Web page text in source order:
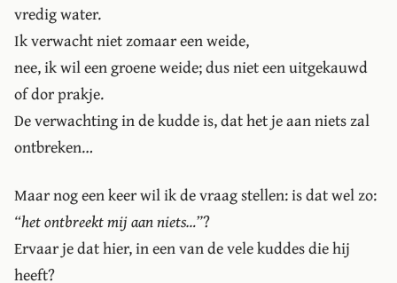
vredig water.
Ik verwacht niet zomaar een weide,
nee, ik wil een groene weide; dus niet een uitgekauwd
of dor prakje.
De verwachting in de kudde is, dat het je aan niets zal
ontbreken…
Maar nog een keer wil ik de vraag stellen: is dat wel zo:
“het ontbreekt mij aan niets…”?
Ervaar je dat hier, in een van de vele kuddes die hij
heeft?